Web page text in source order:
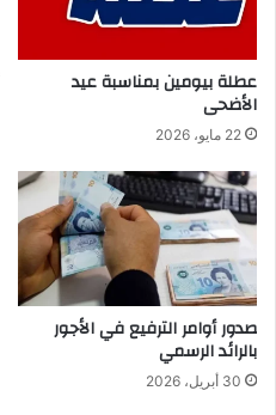
عطلة بيومين بمناسبة عيد
الأضحى
22 مايو، 2026
صدور أوامر الترفيع في الأجور
بالرائد الرسمي
30 أبريل، 2026